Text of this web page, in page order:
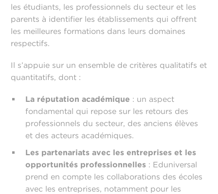
les étudiants, les professionnels du secteur et les
parents à identifier les établissements qui offrent
les meilleures formations dans leurs domaines
respectifs.
Il s’appuie sur un ensemble de critères qualitatifs et
quantitatifs, dont :
La réputation académique : un aspect
fondamental qui repose sur les retours des
professionnels du secteur, des anciens élèves
et des acteurs académiques.
Les partenariats avec les entreprises et les
opportunités professionnelles : Eduniversal
prend en compte les collaborations des écoles
avec les entreprises, notamment pour les